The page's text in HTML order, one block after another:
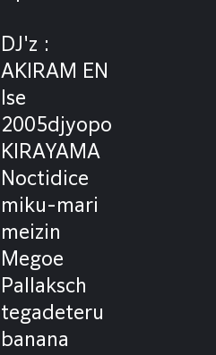
DJ'z :
AKIRAM EN
Ise
2005djyopo
KIRAYAMA
Noctidice
miku-mari
meizin
Megoe
Pallaksch
tegadeteru
banana